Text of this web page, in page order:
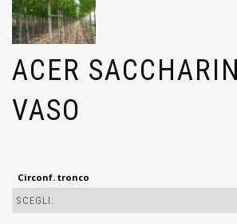
ACER
VASO
Circonf. tronco